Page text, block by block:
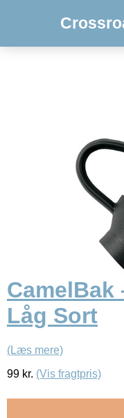
CamelBak
Låg Sort
(Læs mere)
99 kr. (Vis fragtpris)